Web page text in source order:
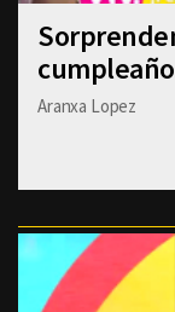
Aranxa Lopez